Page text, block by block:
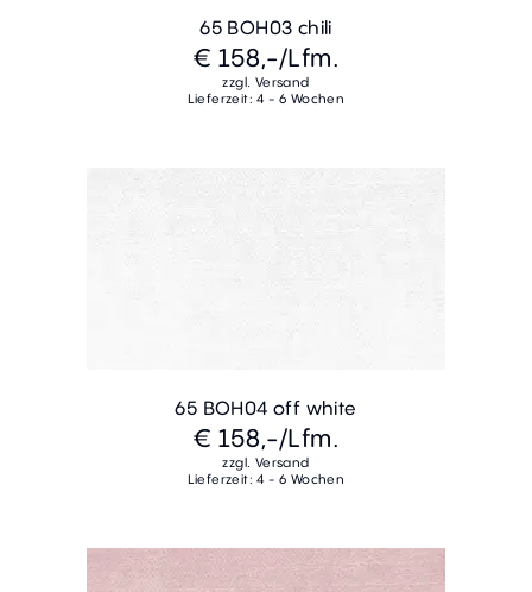
65 BOH03 chili
€ 158,-/Lfm.
zzgl. Versand
Lieferzeit: 4 - 6 Wochen
65 BOH04 off white
€ 158,-/Lfm.
zzgl. Versand
Lieferzeit: 4 - 6 Wochen